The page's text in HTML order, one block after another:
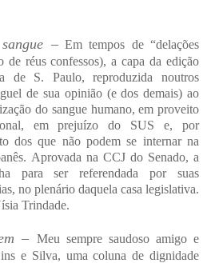
–Em tempos de “delações
de réus confessos), a capa da edição
de S. Paulo, reproduzida noutros
de sua opinião (e dos demais) ao
do sangue humano, em proveito
em prejuízo do SUS e, por
dos que não podem se internar na
Aprovada na CCJ do Senado, a
para ser referendada por suas
no plenário daquela casa legislativa.
Trindade.
– Meu sempre saudoso amigo e
e Silva, uma coluna de dignidade